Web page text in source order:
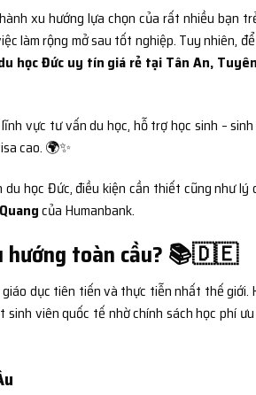
xu hướng lựa chọn của rất nhiều bạn
làm rộng mở sau tốt nghiệp. Tuy nhiên,
học Đức uy tín giá rẻ tại Tân An,
vực tư vấn du học, hỗ trợ học sinh –
cao. 🌍✨
học Đức, điều kiện cần thiết cũng như lý
của Humanbank.
hướng toàn cầu? 📚🇩🇪
dục tiên tiến và thực tiễn nhất thế giới.
viên quốc tế nhờ chính sách học phí